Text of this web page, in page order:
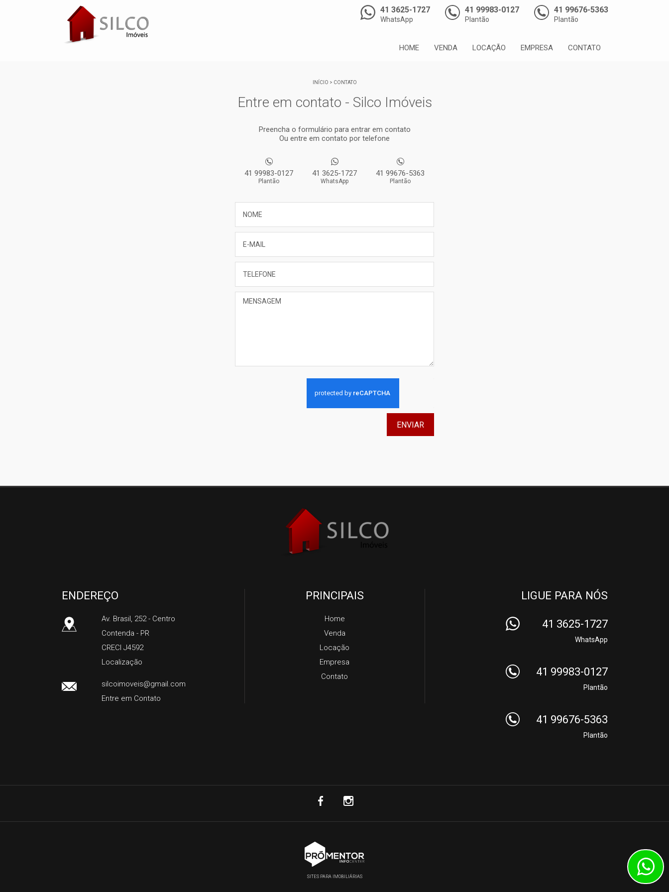
41 3625-1727
WhatsApp
41 99983-0127
Plantão
41 99676-5363
Plantão
HOME VENDA LOCAÇÃO EMPRESA CONTATO
INÍCIO > CONTATO
Entre em contato - Silco Imóveis
Preencha o formulário para entrar em contato
Ou entre em contato por telefone
41 99983-0127
Plantão
41 3625-1727
WhatsApp
41 99676-5363
Plantão
ENVIAR
ENDEREÇO
Av. Brasil, 252- Centro
Contenda - PR
CRECI J4592
Localização
silcoimoveis@gmail.com
Entre em Contato
PRINCIPAIS
Home
Venda
Locação
Empresa
Contato
LIGUE PARA NÓS
41 3625-1727
WhatsApp
41 99983-0127
Plantão
41 99676-5363
Plantão
SITES PARA IMOBILIÁRIAS